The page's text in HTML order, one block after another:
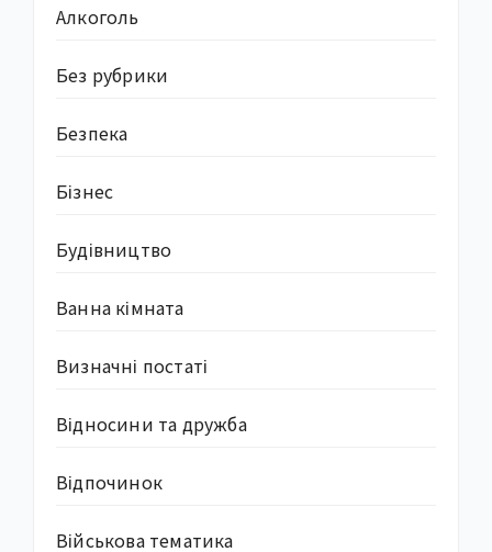
Алкоголь
Без рубрики
Безпека
Бізнес
Будівництво
Ванна кімната
Визначні постаті
Відносини та дружба
Відпочинок
Військова тематика